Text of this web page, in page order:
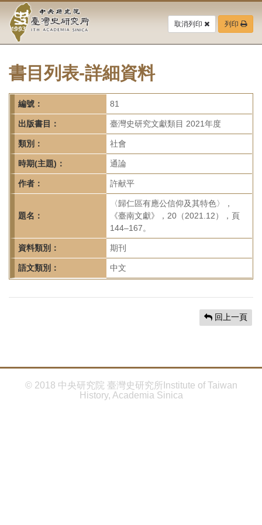
要
中
央
研
究
院-
臺
灣
史
研
究
所-
首
頁
取消列印 列印
書目列表-詳細資料
編號： 81
出版書目： 臺灣史研究文獻類目 2021年度
類別： 社會
時期(主題)： 通論
作者： 許献平
題名：
〈歸仁區有應公信仰及其特色〉，
《臺南文獻》，20（2021.12），頁
144–167。
資料類別： 期刊
語文類別： 中文
回上一頁
© 2018 中央研究院 臺灣史研究所Institute of Taiwan
History, Academia Sinica